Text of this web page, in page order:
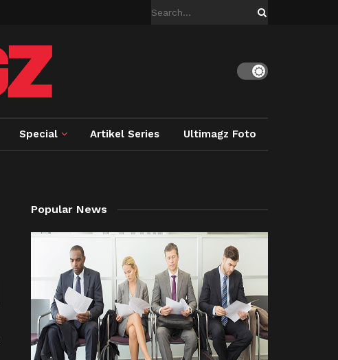
Special Artikel Series Ultimagz Foto
Popular News